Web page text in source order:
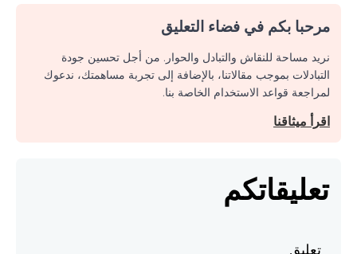
مرحبا بكم في فضاء التعليق
نريد مساحة للنقاش والتبادل والحوار. من أجل تحسين جودة
التبادلات بموجب مقالاتنا، بالإضافة إلى تجربة مساهمتك، ندعوك
لمراجعة قواعد الاستخدام الخاصة بنا.
اقرأ ميثاقنا
تعليقاتكم
تعليق